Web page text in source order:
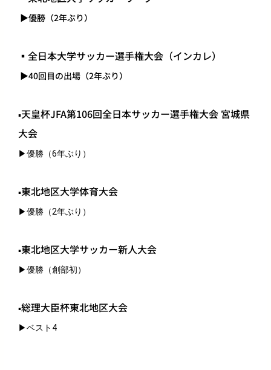
▶優勝（2年ぶり）
▪全日本大学サッカー選手権大会（インカレ）
▶40回目の出場（2年ぶり）
▪天皇杯JFA第106回全日本サッカー選手権大会 宮城県
大会
▶優勝（6年ぶり）
▪東北地区大学体育大会
▶優勝（2年ぶり）
▪東北地区大学サッカー新人大会
▶優勝（創部初）
▪総理大臣杯東北地区大会
▶ベスト4